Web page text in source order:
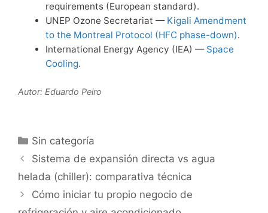
requirements (European standard).
UNEP Ozone Secretariat — Kigali Amendment
to the Montreal Protocol (HFC phase-down).
International Energy Agency (IEA) — Space
Cooling.
Autor: Eduardo Peiro
Categorías
Sin categoría
Sistema de expansión directa vs agua
helada (chiller): comparativa técnica
Cómo iniciar tu propio negocio de